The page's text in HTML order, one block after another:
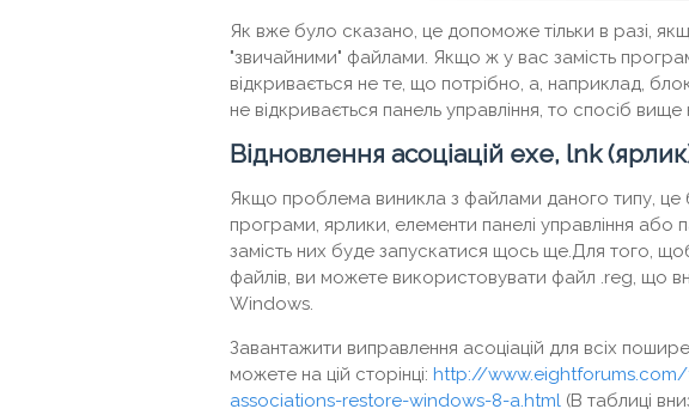
Як вже було сказано, це допоможе тільки в разі,
"звичайними" файлами. Якщо ж у вас замість
відкривається не те, що потрібно, а, наприклад,
не відкривається панель управління, то спосіб вище
Відновлення асоціацій exe, lnk
Якщо проблема виникла з файлами даного типу,
програми, ярлики, елементи панелі управління або
замість них буде запускатися щось ще.Для того,
файлів, ви можете використовувати файл .reg, що
Windows.
Завантажити виправлення асоціацій для всіх
можете на цій сторінці: http://
associations-restore-windows-8-a.html (В таблиці